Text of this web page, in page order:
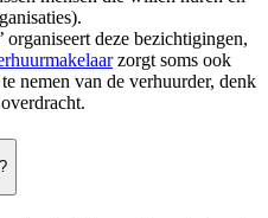
organiseert deze bezichtigingen,
zorgt soms ook
nemen van de verhuurder, denk